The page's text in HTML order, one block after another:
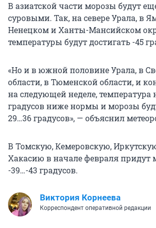
В азиатской части морозы будут
суровыми. Так, на севере Урала, в
Ненецком и Ханты-Мансийском
температуры будут достигать -45
«Но и в южной половине Урала, в
области, в Тюменской области, и
на следующей неделе, температура
градусов ниже нормы и морозы
29…36 градусов», — объяснил
В Томскую, Кемеровскую,
Хакасию в начале февраля придут
-39…-43 градусов.
Виктория Корнеева
Корреспондент оперативной редакции